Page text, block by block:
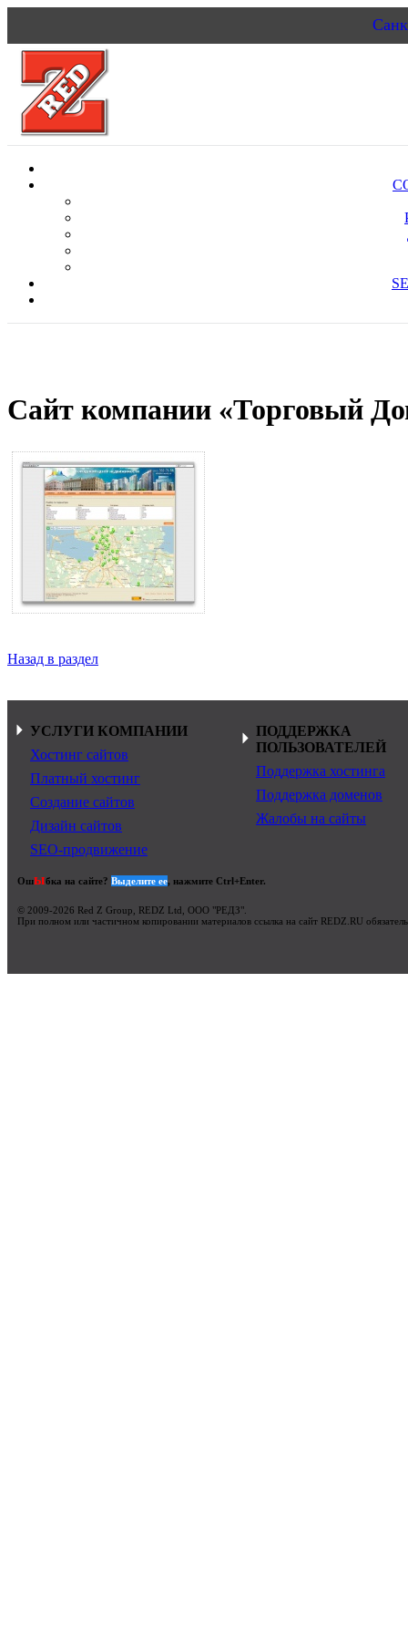
Сайт компании «Торговый
Назад в раздел
УСЛУГИ КОМПАНИИ
Хостинг сайтов
Платный хостинг
Создание сайтов
Дизайн сайтов
SEO-продвижение
ПОДДЕРЖКА
ПОЛЬЗОВАТЕЛЕЙ
Поддержка хостинга
Поддержка доменов
Жалобы на сайты
Ошыбка на сайте? Выделите ее, нажмите Ctrl+Enter.
© 2009-2026 Red Z Group, REDZ Ltd, ООО "РЕДЗ".
При полном или частичном копировании материалов ссылка на сайт REDZ.RU